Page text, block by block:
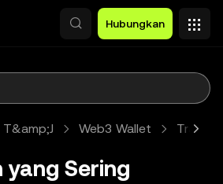
Hubungkan
T&amp;J Web3 Wallet Trading
yang Sering